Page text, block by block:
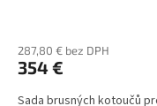
287,80 € bez DPH
354 €
Sada brusných kotoučů